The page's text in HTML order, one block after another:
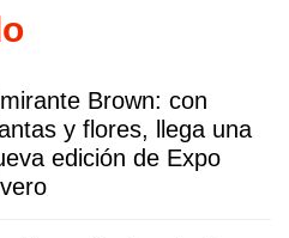
Brown: con
y flores, llega una
edición de Expo